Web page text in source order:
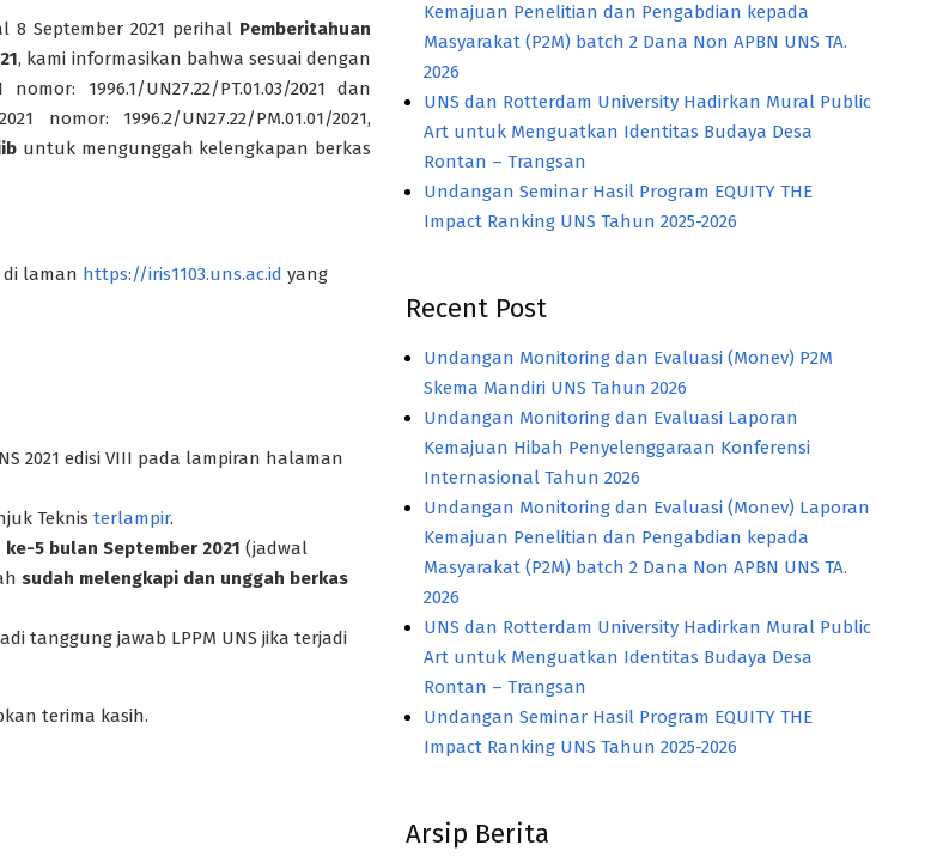
8 September 2021 perihal Pemberitahuan
, kami informasikan bahwa sesuai dengan
1996.1/UN27.22/PT.01.03/2021 dan
nomor: 1996.2/UN27.22/PM.01.01/2021,
untuk mengunggah kelengkapan berkas
di laman https://iris1103.uns.ac.id yang
2021 edisi VIII pada lampiran halaman
Teknis terlampir.
ke-5 bulan September 2021 (jadwal
sudah melengkapi dan unggah berkas
tanggung jawab LPPM UNS jika terjadi
terima kasih.
Kemajuan Penelitian dan Pengabdian kepada
Masyarakat (P2M) batch 2 Dana Non APBN UNS TA.
2026
UNS dan Rotterdam University Hadirkan Mural Public
Art untuk Menguatkan Identitas Budaya Desa
Rontan – Trangsan
Undangan Seminar Hasil Program EQUITY THE
Impact Ranking UNS Tahun 2025-2026
Recent Post
Undangan Monitoring dan Evaluasi (Monev) P2M
Skema Mandiri UNS Tahun 2026
Undangan Monitoring dan Evaluasi Laporan
Kemajuan Hibah Penyelenggaraan Konferensi
Internasional Tahun 2026
Undangan Monitoring dan Evaluasi (Monev) Laporan
Kemajuan Penelitian dan Pengabdian kepada
Masyarakat (P2M) batch 2 Dana Non APBN UNS TA.
2026
UNS dan Rotterdam University Hadirkan Mural Public
Art untuk Menguatkan Identitas Budaya Desa
Rontan – Trangsan
Undangan Seminar Hasil Program EQUITY THE
Impact Ranking UNS Tahun 2025-2026
Arsip Berita